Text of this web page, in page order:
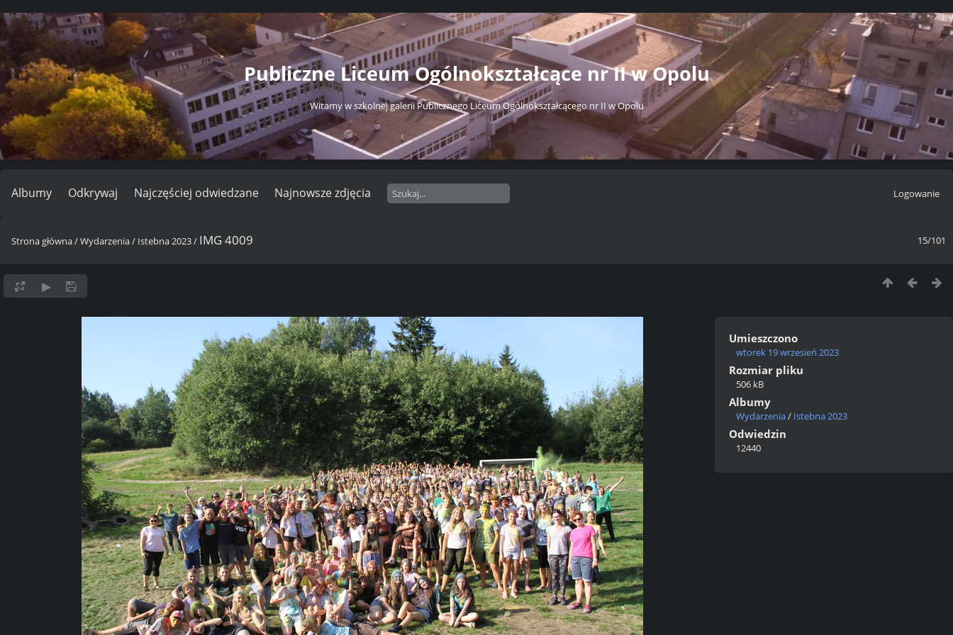
Publiczne Liceum Ogólnokształcące nr II w Opolu
Witamy w szkolnej galerii Publicznego Liceum Ogólnokształcącego nr II w Opolu
Albumy Odkrywaj Najczęściej odwiedzane Najnowsze zdjęcia Logowanie
15/101
Strona główna/Wydarzenia/ Istebna 2023/ IMG 4009
Umieszczono
wtorek 19 wrzesień 2023
Rozmiar pliku
506 kB
Albumy
Wydarzenia/ Istebna 2023
Odwiedzin
12440